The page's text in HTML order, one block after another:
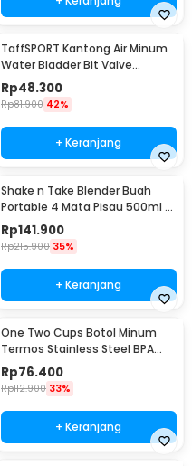
TaffSPORT Kantong Air Minum
Water Bladder Bit Valve
Hydration Bag 2L - SD16
Rp48.300
Rp81.900 42%
+ Keranjang
Shake n Take Blender Buah
Portable 4 Mata Pisau 500ml -
VT-04
Rp141.900
Rp215.900 35%
+ Keranjang
One Two Cups Botol Minum
Termos Stainless Steel BPA
Free 400ml - K623
Rp76.400
Rp112.900 33%
+ Keranjang